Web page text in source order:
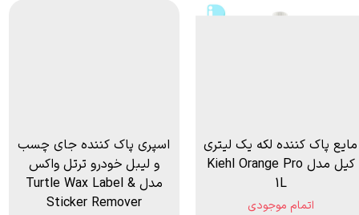
مایع پاک کننده لکه یک لیتری
کیل مدل Kiehl Orange Pro
1L
اتمام موجودی
اسپری پاک کننده جای چسب
و لیبل خودرو ترتل واکس
مدل Turtle Wax Label &
Sticker Remover